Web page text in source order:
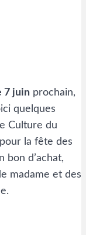
7 juin prochain,
quelques
Culture du
la fête des
bon d’achat,
madame et des